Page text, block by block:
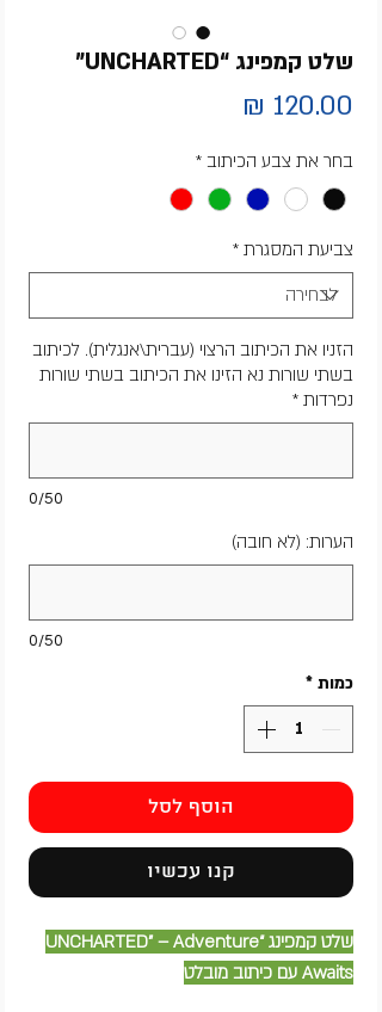
שלט קמפינג “UNCHARTED”
בחר את צבע הכיתוב *
צביעת המסגרת *
הזניו את הכיתוב הרצוי (עברית\אנגלית). לכיתוב
בשתי שורות נא הזינו את הכיתוב בשתי שורות
נפרדות *
0/50
הערות: (לא חובה)
0/50
כמות *
הוסף לסל
קנו עכשיו
שלט קמפינג “UNCHARTED” – Adventure
Awaits עם כיתוב מובלט